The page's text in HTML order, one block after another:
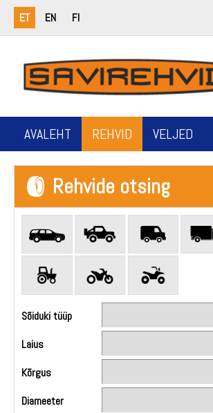
ET EN FI
AVALEHT REHVID VELJED
Rehvide otsing
Sõiduki tüüp
Laius
Kõrgus
Diameeter